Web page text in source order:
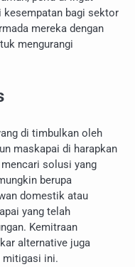
kesempatan bagi sektor
mereka dengan
mengurangi
di timbulkan oleh
maskapai di harapkan
solusi yang
berupa
domestik atau
yang telah
Kemitraan
alternative juga
mitigasi ini.